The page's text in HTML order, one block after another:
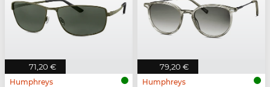
71,20 €
Humphreys
79,20 €
Humphreys